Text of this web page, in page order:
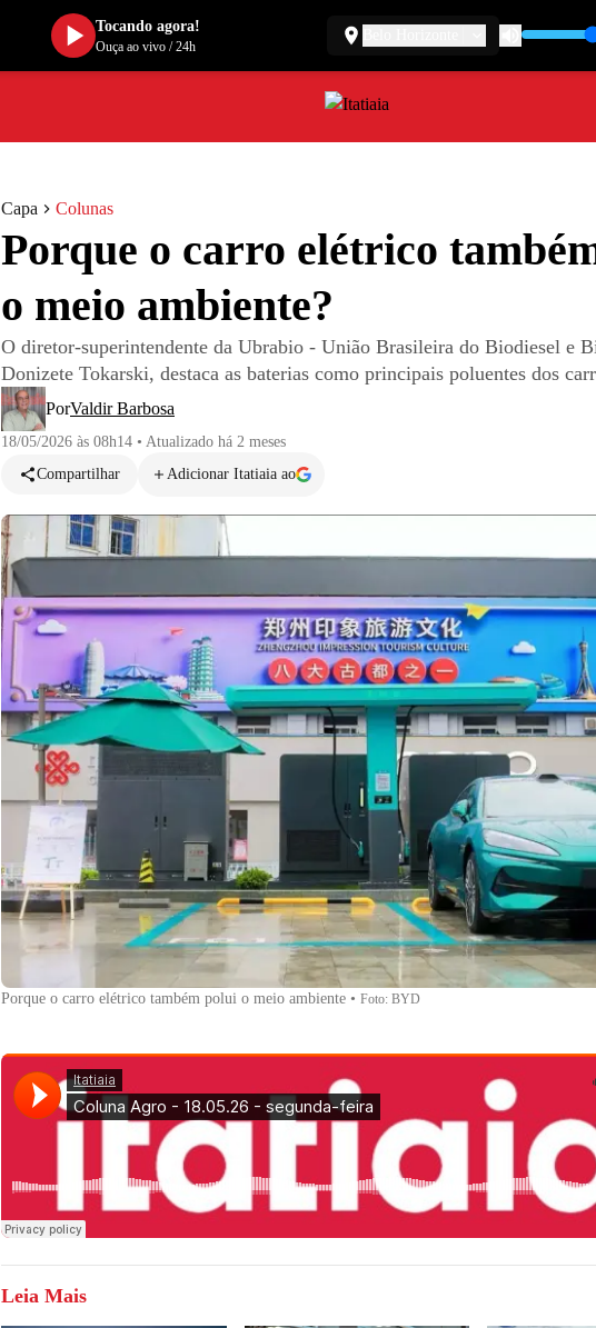
Capa Colunas
Porque o carro elétrico
o meio ambiente?
O diretor-superintendente da Ubrabio - União Brasileira do Biodiesel e
Donizete Tokarski, destaca as baterias como principais poluentes dos
PorValdir Barbosa
18/05/2026 às 08h14 • Atualizado há 2 meses
Compartilhar
Adicionar Itatiaia ao
Porque o carro elétrico também polui o meio ambiente • Foto: BYD
Leia Mais
Tocando agora!
Ouça ao vivo/24h